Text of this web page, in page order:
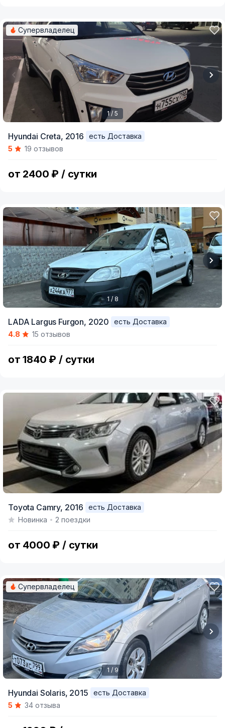
of
Супервладелец
1 / 5
Hyundai Creta, 2016
есть Доставка
5
19 отзывов
от 2400 ₽ / сутки
of
1 / 8
LADA Largus Furgon, 2020
есть Доставка
4.8
15 отзывов
от 1840 ₽ / сутки
Toyota Camry, 2016
есть Доставка
Новинка
2 поездки
от 4000 ₽ / сутки
of
Супервладелец
1 / 9
Hyundai Solaris, 2015
есть Доставка
5
34 отзыва